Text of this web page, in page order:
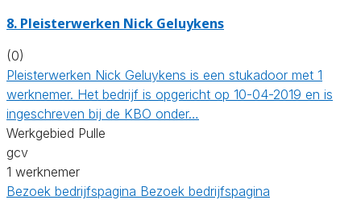
8. Pleisterwerken Nick Geluykens
(0)
Pleisterwerken Nick Geluykens is een stukadoor met 1
werknemer. Het bedrijf is opgericht op 10-04-2019 en is
ingeschreven bij de KBO onder…
Werkgebied Pulle
gcv
1 werknemer
Bezoek bedrijfspagina Bezoek bedrijfspagina